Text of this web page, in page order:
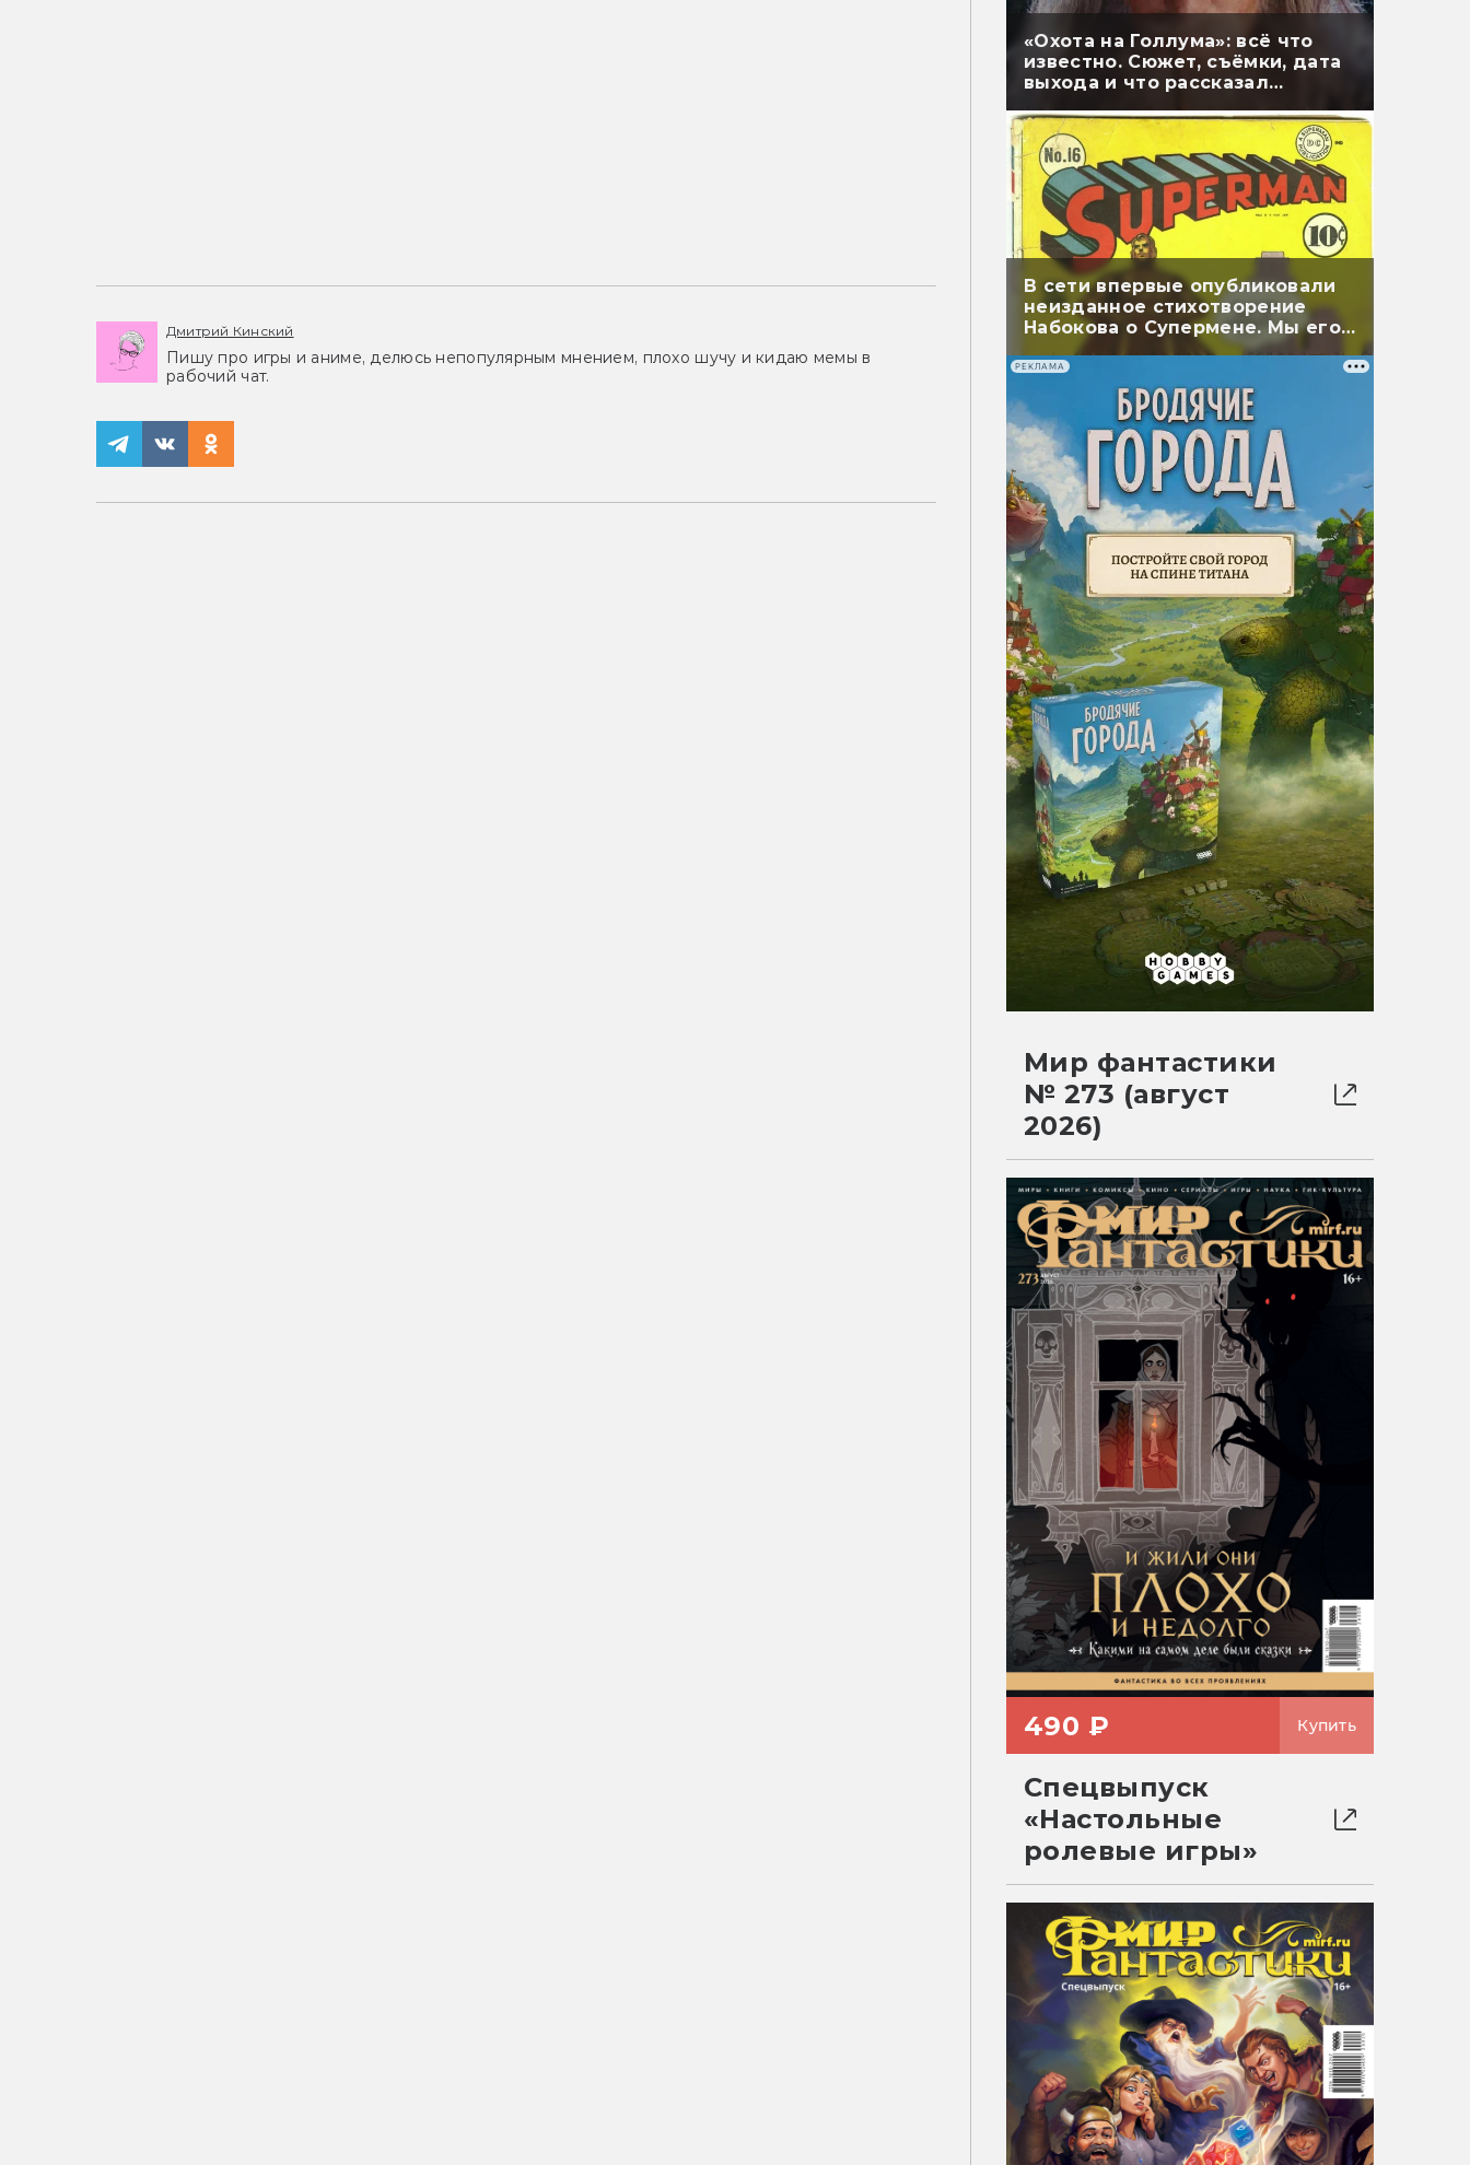
Дмитрий Кинский
Пишу про игры и аниме, делюсь непопулярным мнением, плохо шучу и кидаю мемы в
рабочий чат.
«Охота на Голлума»: всё что
известно. Сюжет, съёмки, дата
выхода и что рассказал
В сети впервые опубликовали
неизданное стихотворение
Набокова о Супермене. Мы его
перевели
РЕКЛАМА
Мир фантастики
№ 273 (август
2026)
490 ₽ Купить
Спецвыпуск
«Настольные
ролевые игры»